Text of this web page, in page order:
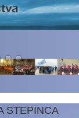
STEPINCA